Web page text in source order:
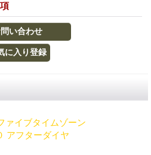
ァイブタイムゾーン
アフターダイヤ